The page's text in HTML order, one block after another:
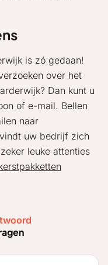
is zó gedaan!
over het
Dan kunt u
of e-mail. Bellen
naar
uw bedrijf zich
leuke attenties